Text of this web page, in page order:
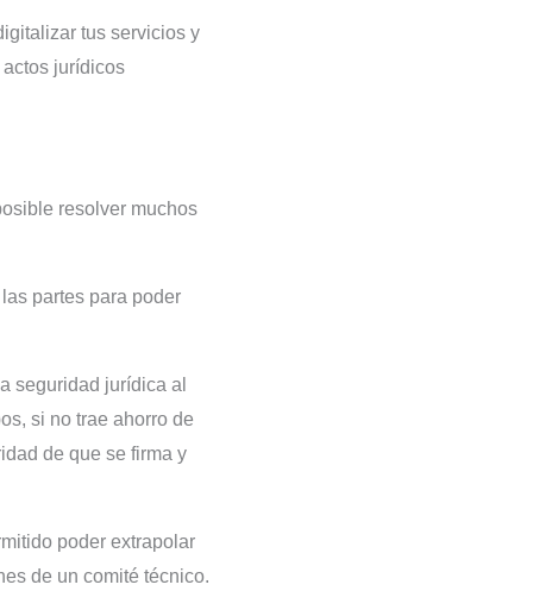
tus servicios y
jurídicos
resolver muchos
partes para poder
seguridad jurídica al
si no trae ahorro de
de que se firma y
poder extrapolar
de un comité técnico.